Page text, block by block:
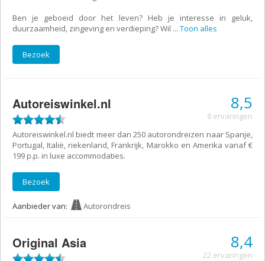
Ben je geboeid door het leven? Heb je interesse in geluk,
duurzaamheid, zingeving en verdieping? Wil ... Toon alles
Bezoek
8,5
8 ervaringen
Autoreiswinkel.nl
Autoreiswinkel.nl biedt meer dan 250 autorondreizen naar Spanje,
Portugal, Italië, riekenland, Frankrijk, Marokko en Amerika vanaf €
199 p.p. in luxe accommodaties.
Bezoek
Aanbieder van: Autorondreis
8,4
22 ervaringen
Original Asia